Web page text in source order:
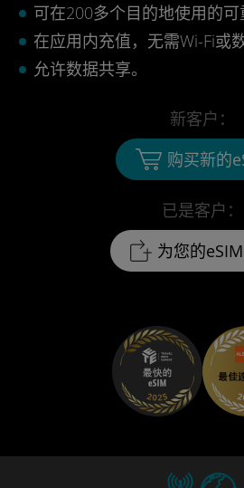
可在200多个目的地使用的可
在应用内充值，无需Wi-Fi或
允许数据共享。
已是客户：
为您的
新客户：
购买新的